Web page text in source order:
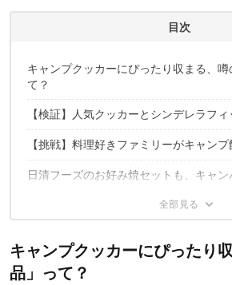
CAMP HACK 編集部のプロフィール
目次
キャンプクッカーにぴったり収まる、噂
て？
あの食品がシンデレラフィット!?
【検証】人気クッカーとシンデレラフ
シンデレラフィットその1：モンベルのア
シンデレラフィットその2：トランギアの
【挑戦】料理好きファミリーがキャン
アレンジレシピその1：サバのうまみがた
アレンジレシピその2：シーフード具材と
日清フーズのお好み焼セットも、キャ
ンド」
【実食】調理時間30分で完成した豪華3
もしかして日清フーズってアウトドア
ーなの？
キャンプクッカーにぴったり
品」って？